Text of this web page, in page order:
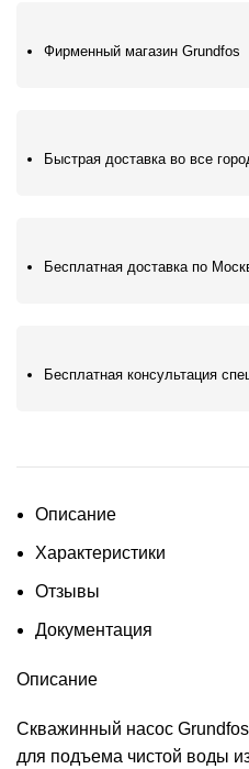
Фирменный магазин Grundfos
Быстрая доставка во все
Бесплатная доставка по
Бесплатная консультация
Описание
Характеристики
Отзывы
Документация
Описание
Скважинный насос
для подъема чистой воды